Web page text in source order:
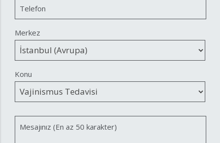
Telefon
Merkez
Konu
Mesajınız (En az 50 karakter)